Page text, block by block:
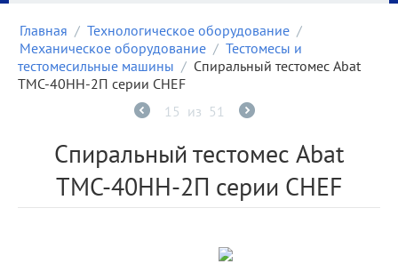
Главная / Технологическое оборудование /
Механическое оборудование / Тестомесы и
тестомесильные машины / Спиральный тестомес Abat
ТМС-40НН-2П серии CHEF
15 из 51
Спиральный тестомес Abat
ТМС-40НН-2П серии CHEF